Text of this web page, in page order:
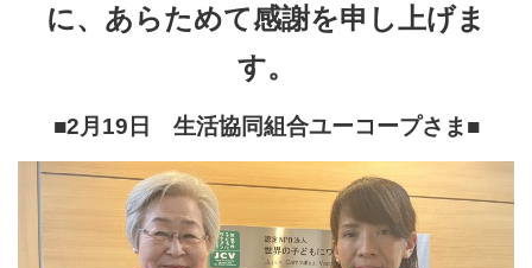
に、あらためて感謝を申し上げま
す。
■2月19日 生活協同組合ユーコープさま ■